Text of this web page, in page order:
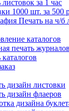
за 1 час
1000 шт. за 500
Печать на ч/б
каталогов
печать журналов
дизайн листовки
дизайн флаеров
дизайна